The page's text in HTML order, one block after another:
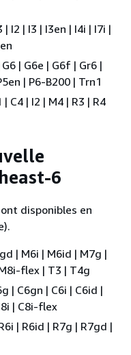
| I2 | I3 | I3en | I4i | I7i |
| G6e | G6f | Gr6 |
| P6-B200 | Trn1
| C4 | I2 | M4 | R3 | R4
6
disponibles en
| M6i | M6id | M7g |
flex | T3 | T4g
| C6gn | C6i | C6id |
| C8i-flex
| R6id | R7g | R7gd |